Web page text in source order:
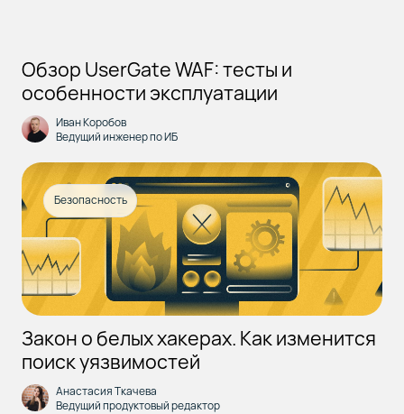
Обзор UserGate WAF: тесты и
особенности эксплуатации
Иван Коробов
Ведущий инженер по ИБ
Безопасность
Закон о белых хакерах. Как изменится
поиск уязвимостей
Анастасия Ткачева
Ведущий продуктовый редактор